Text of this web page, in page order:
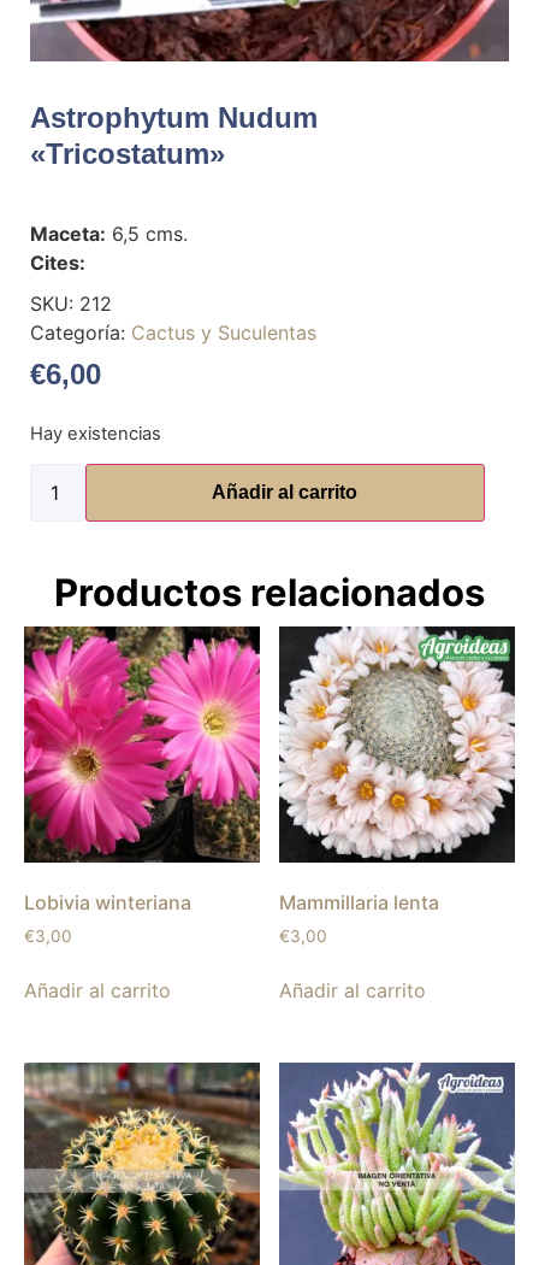
Astrophytum Nudum
«tricostatum»
Maceta: 6,5 cms.
Cites:
SKU: 212
Categoría: Cactus y Suculentas
€6,00
Hay existencias
Añadir al carrito
Productos relacionados
Lobivia winteriana
€3,00
Añadir al carrito
Mammillaria lenta
€3,00
Añadir al carrito